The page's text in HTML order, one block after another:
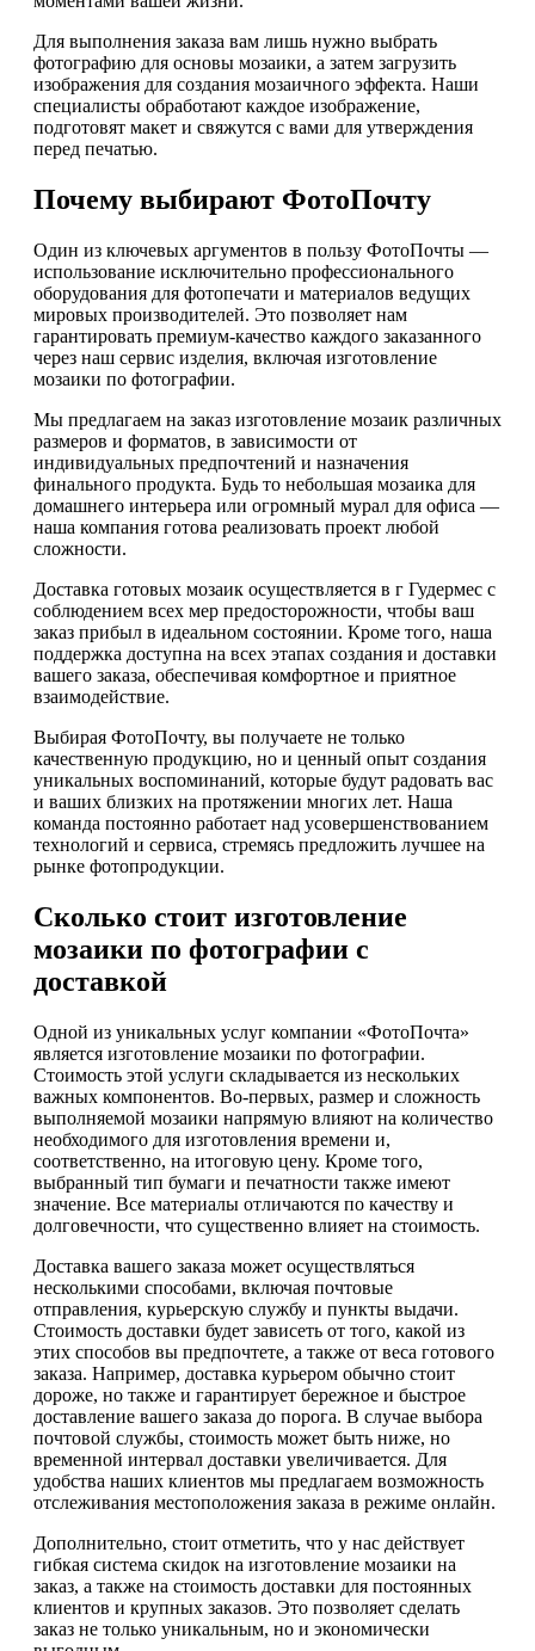
Для выполнения заказа вам лишь нужно выбрать
фотографию для основы мозаики, а затем загрузить
изображения для создания мозаичного эффекта. Наши
специалисты обработают каждое изображение,
подготовят макет и свяжутся с вами для утверждения
перед печатью.
Почему выбирают ФотоПочту
Один из ключевых аргументов в пользу ФотоПочты —
использование исключительно профессионального
оборудования для фотопечати и материалов ведущих
мировых производителей. Это позволяет нам
гарантировать премиум-качество каждого заказанного
через наш сервис изделия, включая изготовление
мозаики по фотографии.
Мы предлагаем на заказ изготовление мозаик различных
размеров и форматов, в зависимости от
индивидуальных предпочтений и назначения
финального продукта. Будь то небольшая мозаика для
домашнего интерьера или огромный мурал для офиса —
наша компания готова реализовать проект любой
сложности.
Доставка готовых мозаик осуществляется в г Гудермес с
соблюдением всех мер предосторожности, чтобы ваш
заказ прибыл в идеальном состоянии. Кроме того, наша
поддержка доступна на всех этапах создания и доставки
вашего заказа, обеспечивая комфортное и приятное
взаимодействие.
Выбирая ФотоПочту, вы получаете не только
качественную продукцию, но и ценный опыт создания
уникальных воспоминаний, которые будут радовать вас
и ваших близких на протяжении многих лет. Наша
команда постоянно работает над усовершенствованием
технологий и сервиса, стремясь предложить лучшее на
рынке фотопродукции.
Сколько стоит изготовление
мозаики по фотографии с
доставкой
Одной из уникальных услуг компании «ФотоПочта»
является изготовление мозаики по фотографии.
Стоимость этой услуги складывается из нескольких
важных компонентов. Во-первых, размер и сложность
выполняемой мозаики напрямую влияют на количество
необходимого для изготовления времени и,
соответственно, на итоговую цену. Кроме того,
выбранный тип бумаги и печатности также имеют
значение. Все материалы отличаются по качеству и
долговечности, что существенно влияет на стоимость.
Доставка вашего заказа может осуществляться
несколькими способами, включая почтовые
отправления, курьерскую службу и пункты выдачи.
Стоимость доставки будет зависеть от того, какой из
этих способов вы предпочтете, а также от веса готового
заказа. Например, доставка курьером обычно стоит
дороже, но также и гарантирует бережное и быстрое
доставление вашего заказа до порога. В случае выбора
почтовой службы, стоимость может быть ниже, но
временной интервал доставки увеличивается. Для
удобства наших клиентов мы предлагаем возможность
отслеживания местоположения заказа в режиме онлайн.
Дополнительно, стоит отметить, что у нас действует
гибкая система скидок на изготовление мозаики на
заказ, а также на стоимость доставки для постоянных
клиентов и крупных заказов. Это позволяет сделать
заказ не только уникальным, но и экономически